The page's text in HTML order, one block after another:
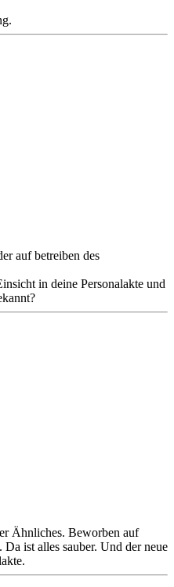
auf betreiben des
in deine Personalakte und
Ähnliches. Beworben auf
ist alles sauber. Und der neue